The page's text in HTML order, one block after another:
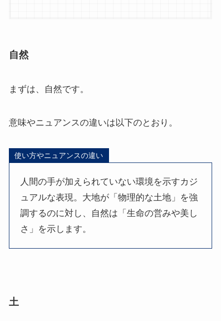
自然
まずは、自然です。
意味やニュアンスの違いは以下のとおり。
使い方やニュアンスの違い
人間の手が加えられていない環境を示すカジ
ュアルな表現。大地が「物理的な土地」を強
調するのに対し、自然は「生命の営みや美し
さ」を示します。
土